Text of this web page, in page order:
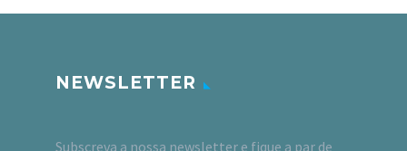
NEWSLETTER
Subscreva a nossa newsletter e fique a par de